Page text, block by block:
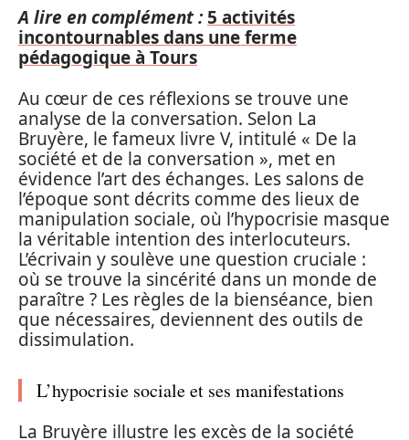
A lire en complément : 5 activités
incontournables dans une ferme
pédagogique à Tours
Au cœur de ces réflexions se trouve une
analyse de la conversation. Selon La
Bruyère, le fameux livre V, intitulé « De la
société et de la conversation », met en
évidence l’art des échanges. Les salons de
l’époque sont décrits comme des lieux de
manipulation sociale, où l’hypocrisie masque
la véritable intention des interlocuteurs.
L’écrivain y soulève une question cruciale :
où se trouve la sincérité dans un monde de
paraître ? Les règles de la bienséance, bien
que nécessaires, deviennent des outils de
dissimulation.
L’hypocrisie sociale et ses manifestations
La Bruyère illustre les excès de la société